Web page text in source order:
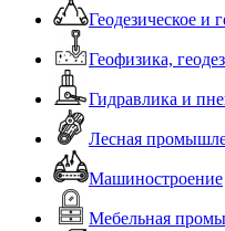
Геодезическое и
Геофизика,
Гидравлика и
Лесная
Машиностроение
Мебельная